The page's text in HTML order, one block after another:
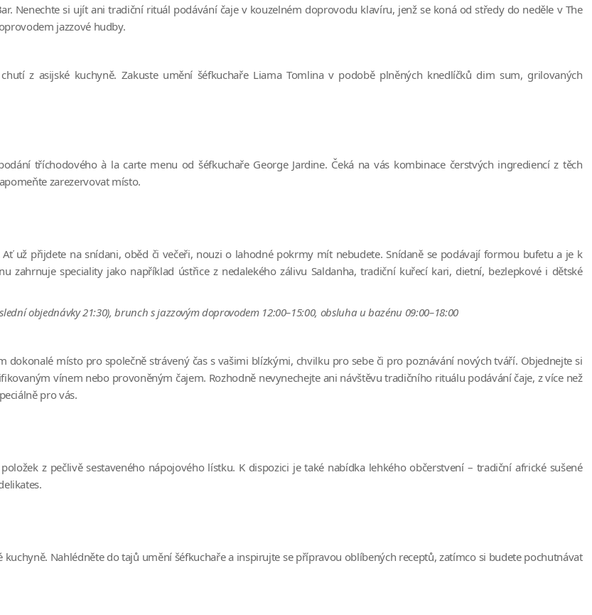
Nenechte si ujít ani tradiční rituál podávání čaje v kouzelném doprovodu klavíru, jenž se koná od středy do neděle v The
jazzové hudby.
z asijské kuchyně. Zakuste umění šéfkuchaře Liama Tomlina v podobě plněných knedlíčků dim sum, grilovaných
tříchodového à la carte menu od šéfkuchaře George Jardine. Čeká na vás kombinace čerstvých ingrediencí z těch
zarezervovat místo.
už přijdete na snídani, oběd či večeři, nouzi o lahodné pokrmy mít nebudete. Snídaně se podávají formou bufetu a je k
zahrnuje speciality jako například ústřice z nedalekého zálivu Saldanha, tradiční kuřecí kari, dietní, bezlepkové i dětské
objednávky 21:30), brunch s jazzovým doprovodem 12:00–15:00, obsluha u bazénu 09:00–18:00
místo pro společně strávený čas s vašimi blízkými, chvilku pro sebe či pro poznávání nových tváří. Objednejte si
vínem nebo provoněným čajem. Rozhodně nevynechejte ani návštěvu tradičního rituálu podávání čaje, z více než
pro vás.
z pečlivě sestaveného nápojového lístku. K dispozici je také nabídka lehkého občerstvení – tradiční africké sušené
Nahlédněte do tajů umění šéfkuchaře a inspirujte se přípravou oblíbených receptů, zatímco si budete pochutnávat